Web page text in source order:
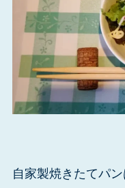
自家製焼きたてパ